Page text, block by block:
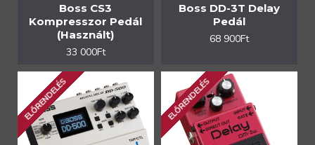
Boss CS3
Kompresszor Pedál
(Használt)
33 000Ft
Boss DD-3T Delay
Pedál
68 900Ft
ELŐRENDELÉS ELŐRENDELÉS